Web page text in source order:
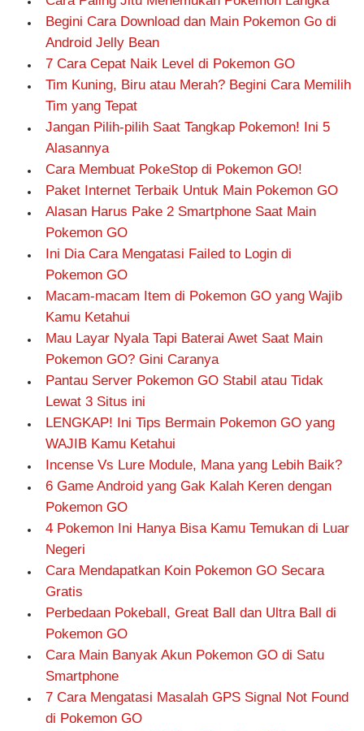
Begini Cara Download dan Main Pokemon Go di
Android Jelly Bean
7 Cara Cepat Naik Level di Pokemon GO
Tim Kuning, Biru atau Merah? Begini Cara Memilih
Tim yang Tepat
Jangan Pilih-pilih Saat Tangkap Pokemon! Ini 5
Alasannya
Cara Membuat PokeStop di Pokemon GO!
Paket Internet Terbaik Untuk Main Pokemon GO
Alasan Harus Pake 2 Smartphone Saat Main
Pokemon GO
Ini Dia Cara Mengatasi Failed to Login di
Pokemon GO
Macam-macam Item di Pokemon GO yang Wajib
Kamu Ketahui
Mau Layar Nyala Tapi Baterai Awet Saat Main
Pokemon GO? Gini Caranya
Pantau Server Pokemon GO Stabil atau Tidak
Lewat 3 Situs ini
LENGKAP! Ini Tips Bermain Pokemon GO yang
WAJIB Kamu Ketahui
Incense Vs Lure Module, Mana yang Lebih Baik?
6 Game Android yang Gak Kalah Keren dengan
Pokemon GO
4 Pokemon Ini Hanya Bisa Kamu Temukan di Luar
Negeri
Cara Mendapatkan Koin Pokemon GO Secara
Gratis
Perbedaan Pokeball, Great Ball dan Ultra Ball di
Pokemon GO
Cara Main Banyak Akun Pokemon GO di Satu
Smartphone
7 Cara Mengatasi Masalah GPS Signal Not Found
di Pokemon GO